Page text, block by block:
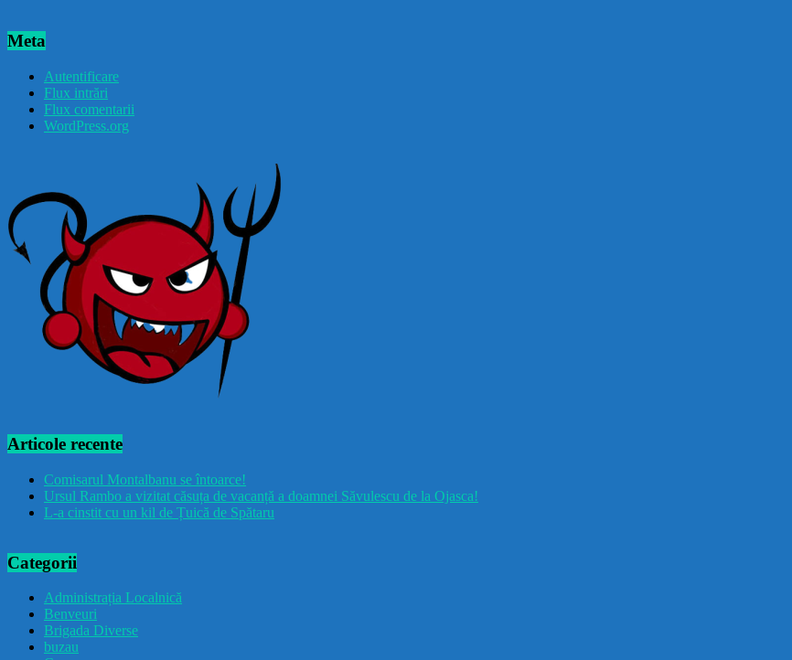
Meta
Autentificare
Flux intrări
Flux comentarii
WordPress.org
Articole recente
Comisarul Montalbanu se întoarce!
Ursul Rambo a vizitat căsuța de vacanță a doamnei Săvulescu de la Ojasca!
L-a cinstit cu un kil de Țuică de Spătaru
Categorii
Administrația Localnică
Benveuri
Brigada Diverse
buzau